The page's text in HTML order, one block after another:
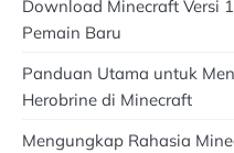
Download Minecraft Versi
Pemain Baru
Panduan Utama untuk
Herobrine di Minecraft
Mengungkap Rahasia